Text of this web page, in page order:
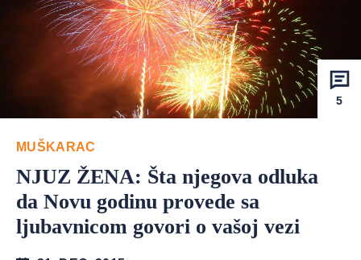
5
MUŠKARAC
NJUZ ŽENA: Šta njegova odluka
da Novu godinu provede sa
ljubavnicom govori o vašoj vezi